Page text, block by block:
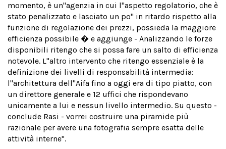
momento, è un''agenzia in cui l''aspetto regolatorio, che è
stato penalizzato e lasciato un po'' in ritardo rispetto alla
funzione di regolazione dei prezzi, possieda la maggiore
efficienza possibile � e aggiunge - Analizzando le forze
disponibili ritengo che si possa fare un salto di efficienza
notevole. L''altro intervento che ritengo essenziale è la
definizione dei livelli di responsabilità intermedia:
l''architettura dell''Aifa fino a oggi era di tipo piatto, con
un direttore generale e 12 uffici che rispondevano
unicamente a lui e nessun livello intermedio. Su questo -
conclude Rasi - vorrei costruire una piramide più
razionale per avere una fotografia sempre esatta delle
attività interne".